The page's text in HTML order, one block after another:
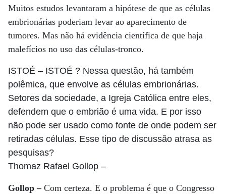
Muitos estudos levantaram a hipótese de que as células
embrionárias poderiam levar ao aparecimento de
tumores. Mas não há evidência científica de que haja
malefícios no uso das células-tronco.
ISTOÉ – ISTOÉ ? Nessa questão, há também
polêmica, que envolve as células embrionárias.
Setores da sociedade, a Igreja Católica entre eles,
defendem que o embrião é uma vida. E por isso
não pode ser usado como fonte de onde podem ser
retiradas células. Esse tipo de discussão atrasa as
pesquisas?
Thomaz Rafael Gollop –
Gollop – Com certeza. E o problema é que o Congresso